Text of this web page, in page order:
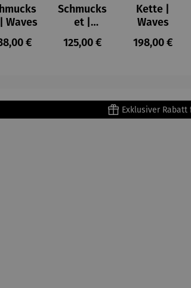
Waves
Preis:
€
Schmucks
et |
Sterntaler
– Anna
Regulärer Preis:
125,00 €
Kette |
Waves
Regulärer
198,00 €
Exklusiver